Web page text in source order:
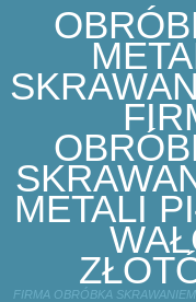
METALI
FIRMA OBRÓBKA